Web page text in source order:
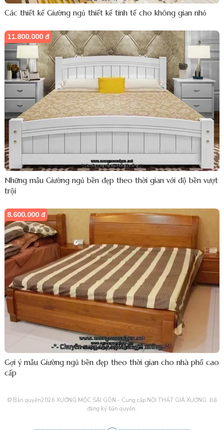
Các thiết kế Giường ngủ thiết kế tinh tế cho không gian nhỏ
11.800.000 đ
Những mẫu Giường ngủ bền đẹp theo thời gian với độ bền vượt
trội
8.600.000 đ
Gợi ý mẫu Giường ngủ bền đẹp theo thời gian cho nhà phố cao
cấp
© Bản quyền2026 XƯỞNG MỘC SÀI GÒN - Cung cấp NỘI THẤT GIÁ XƯỞNG. Đã
đăng ký bản quyền.